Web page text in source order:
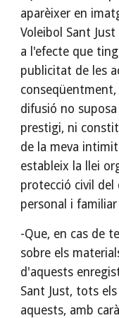
aparèixer en
Voleibol Sant
a l'efecte que
publicitat de les
difusió no
prestigi, ni
de la meva
estableix la llei
protecció civil
personal i
-Que, en cas de
sobre els
d'aquests
Sant Just, tots
aquests, amb